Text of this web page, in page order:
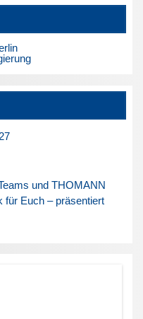
und THOMANN
für Euch – präsentiert